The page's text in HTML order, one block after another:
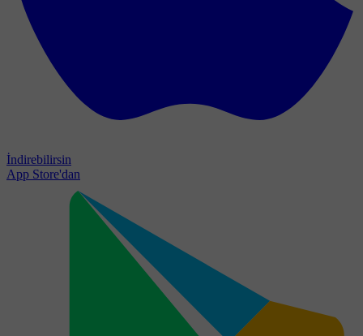
İndirebilirsin
App Store'dan